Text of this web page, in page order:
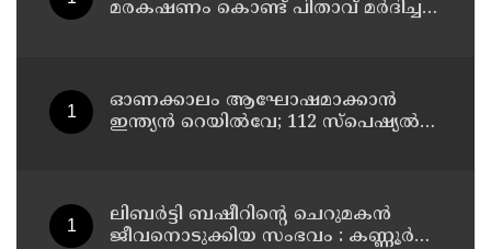
മരകഷണം കൊണ്ട് പിതാവ് മർദിച്ച
ഓണക്കാലം ആഘോഷമാക്കാൻ
ഇന്ത്യൻ റെയിൽവേ; 112 സ്പെഷ്യൽ
ലിബർട്ടി ബഷീറിന്റെ ചെറുമകൻ
ജീവനൊടുക്കിയ സംഭവം : കണ്ണൂർ